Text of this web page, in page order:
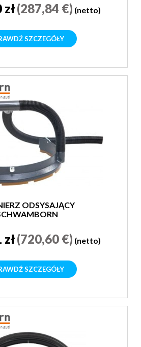
(287,84 €) (netto)
SZCZEGÓŁY
ODSYSAJĄCY
(720,60 €) (netto)
SZCZEGÓŁY